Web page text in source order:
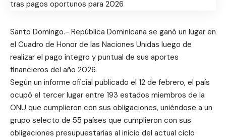
Santo Domingo.- República Dominicana se ganó un lugar en
el Cuadro de Honor de las Naciones Unidas luego de
realizar el pago íntegro y puntual de sus aportes
financieros del año 2026.
Según un informe oficial publicado el 12 de febrero, el país
ocupó el tercer lugar entre 193 estados miembros de la
ONU que cumplieron con sus obligaciones, uniéndose a un
grupo selecto de 55 países que cumplieron con sus
obligaciones presupuestarias al inicio del actual ciclo